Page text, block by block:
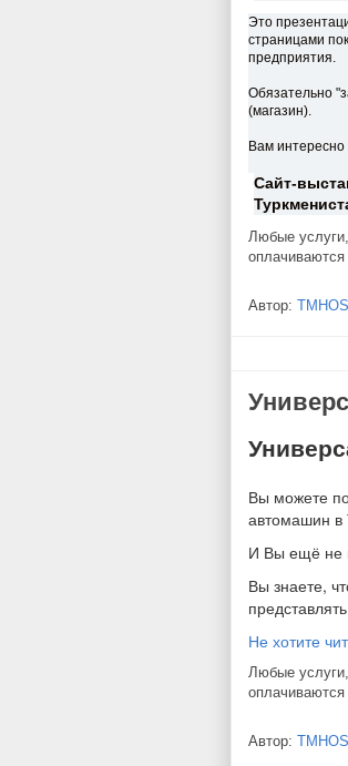
Это
страницами
предприятия.
Обязательно
(магазин).
Вам интересно
Сайт-
Любые
оплачиваются
Автор:
Вы можете
автомашин в
И Вы ещё не
Вы знаете,
Не хотите
Любые
оплачиваются
Автор: